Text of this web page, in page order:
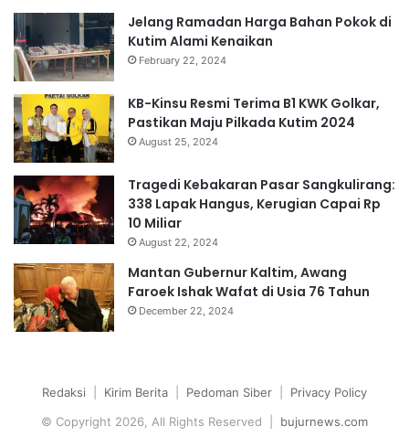
Jelang Ramadan Harga Bahan Pokok di
Kutim Alami Kenaikan
February 22, 2024
KB-Kinsu Resmi Terima B1 KWK Golkar,
Pastikan Maju Pilkada Kutim 2024
August 25, 2024
Tragedi Kebakaran Pasar Sangkulirang:
338 Lapak Hangus, Kerugian Capai Rp
10 Miliar
August 22, 2024
Mantan Gubernur Kaltim, Awang
Faroek Ishak Wafat di Usia 76 Tahun
December 22, 2024
Redaksi Kirim Berita Pedoman Siber
Privacy Policy
© Copyright 2026, All Rights Reserved | bujurnews.com